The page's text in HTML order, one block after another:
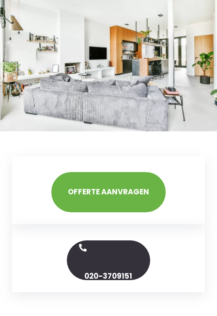
OFFERTE AANVRAGEN
020-3709151